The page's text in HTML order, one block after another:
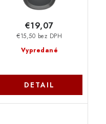
Vypredané
€15,50 bez DPH
€19,07
DETAIL